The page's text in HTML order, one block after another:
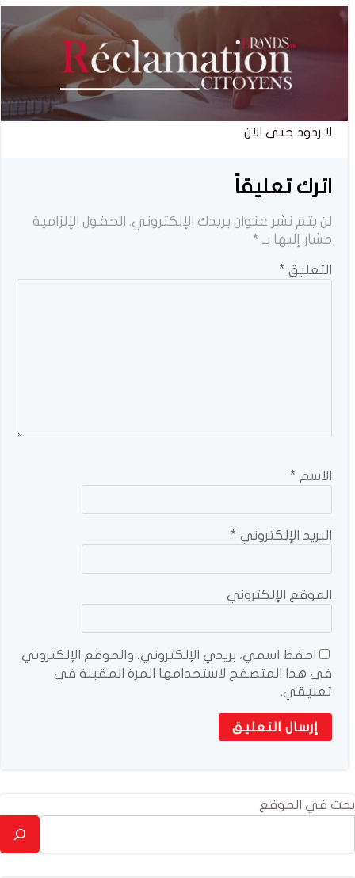
لا ردود حتى الان
اترك تعليقاً
لن يتم نشر عنوان بريدك الإلكتروني. الحقول الإلزامية
مشار إليها بـ *
التعليق *
الاسم *
البريد الإلكتروني *
الموقع الإلكتروني
احفظ اسمي، بريدي الإلكتروني، والموقع الإلكتروني
في هذا المتصفح لاستخدامها المرة المقبلة في
تعليقي.
بحث في الموقع